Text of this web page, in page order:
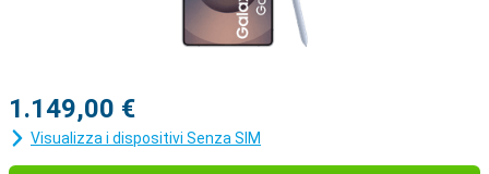
Grazie al Galaxy Ecosystem, tutti i dispositivi Galaxy sono
coordinati in modo ottimale tra loro. Ad esempio, utilizzate il vostro
ottimali sui dati relativi alla salute e allo sport. Oppure abbinate il
vostro nuovo dispositivo ai Samsung Galaxy Buds 3 o ai Samsung
Galaxy Buds 3 Pro. In questo modo, sarete avvisati quando
riceverete una chiamata e potrete rispondere con un solo tocco
1.149,00 €
Visualizza i dispositivi Senza SIM